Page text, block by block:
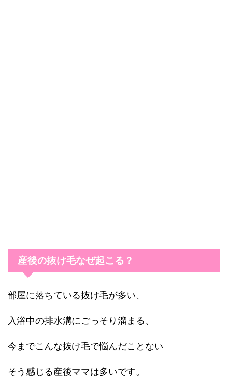
産後の抜け毛なぜ起こる？
部屋に落ちている抜け毛が多い、
入浴中の排水溝にごっそり溜まる、
今までこんな抜け毛で悩んだことない
そう感じる産後ママは多いです。